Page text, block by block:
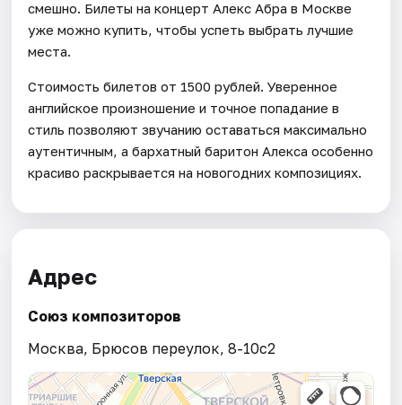
смешно. Билеты на концерт Алекс Абра в Москве
уже можно купить, чтобы успеть выбрать лучшие
места.
Стоимость билетов от 1500 рублей. Уверенное
английское произношение и точное попадание в
стиль позволяют звучанию оставаться максимально
аутентичным, а бархатный баритон Алекса особенно
красиво раскрывается на новогодних композициях.
Адрес
Союз композиторов
Москва, Брюсов переулок, 8-10с2